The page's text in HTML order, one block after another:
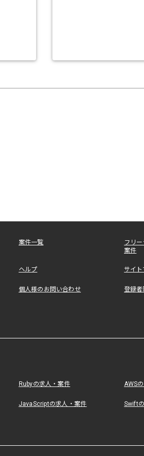
案件一覧
フリ
案件
ヘルプ サイ
個人様のお問い合わせ 登録者
Rubyの求人・案件 AWS
JavaScriptの求人・案件 Swift